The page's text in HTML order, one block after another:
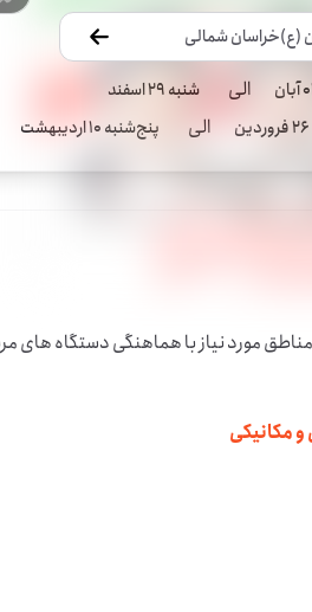
الی
شنبه 29 اسفند
الی پنج‌شنبه 10 اردیبهشت
مناطق مورد نیاز با هماهنگی دستگاه
مکانیکی